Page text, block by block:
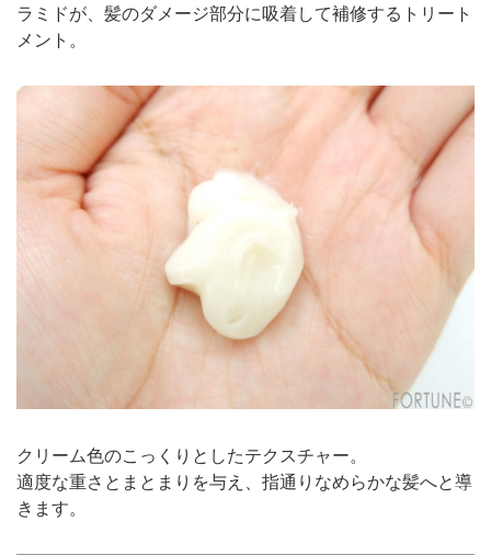
ラミドが、髪のダメージ部分に吸着して補修するトリート
メント。
クリーム色のこっくりとしたテクスチャー。
適度な重さとまとまりを与え、指通りなめらかな髪へと導
きます。